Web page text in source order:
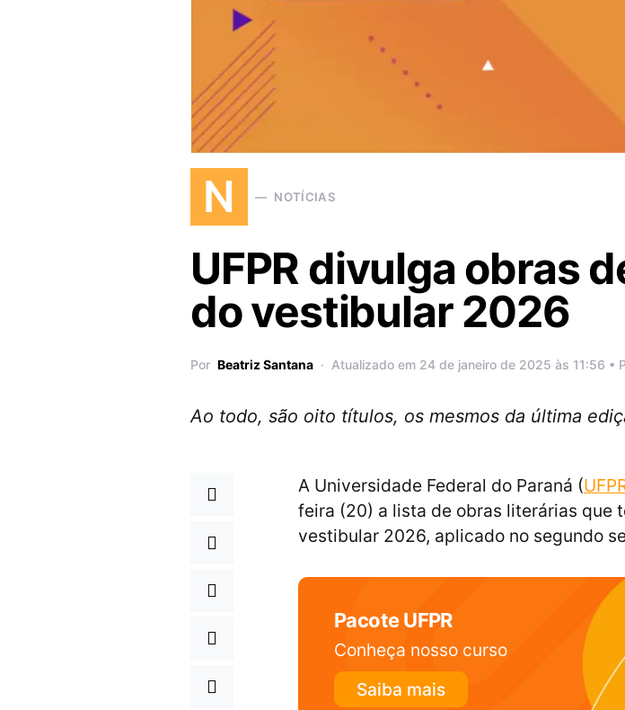
N NOTÍCIAS
UFPR divulga obras
do vestibular 2026
Por Beatriz Santana Atualizado em 24 de janeiro de 2025 às 11:56 •
Ao todo, são oito títulos, os mesmos da última
A Universidade Federal do Paraná (
feira (20) a lista de obras literárias que
vestibular 2026, aplicado no segundo
Pacote UFPR
Conheça nosso curso
Saiba mais